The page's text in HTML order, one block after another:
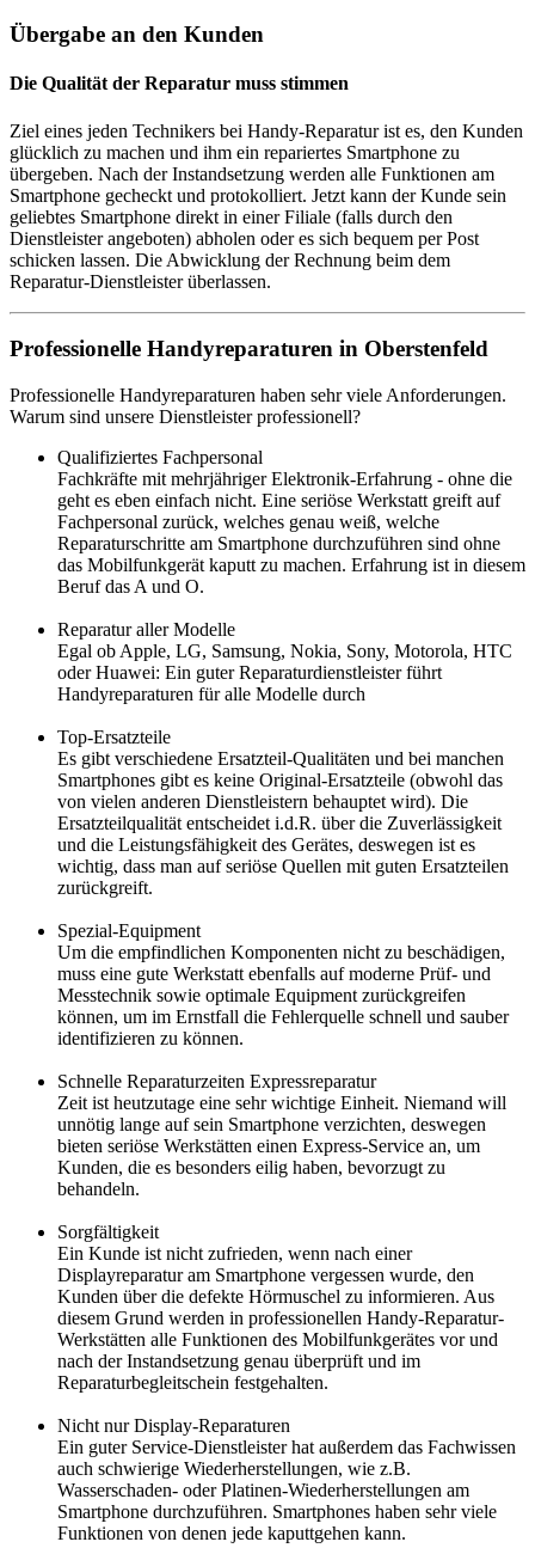
Übergabe an den Kunden
Die Qualität der Reparatur muss stimmen
Ziel eines jeden Technikers bei Handy-Reparatur ist es, den Kunden
glücklich zu machen und ihm ein repariertes Smartphone zu
übergeben. Nach der Instandsetzung werden alle Funktionen am
Smartphone gecheckt und protokolliert. Jetzt kann der Kunde sein
geliebtes Smartphone direkt in einer Filiale (falls durch den
Dienstleister angeboten) abholen oder es sich bequem per Post
schicken lassen. Die Abwicklung der Rechnung beim dem
Reparatur-Dienstleister überlassen.
Professionelle Handyreparaturen in Oberstenfeld
Professionelle Handyreparaturen haben sehr viele Anforderungen.
Warum sind unsere Dienstleister professionell?
Qualifiziertes Fachpersonal
Fachkräfte mit mehrjähriger Elektronik-Erfahrung - ohne die
geht es eben einfach nicht. Eine seriöse Werkstatt greift auf
Fachpersonal zurück, welches genau weiß, welche
Reparaturschritte am Smartphone durchzuführen sind ohne
das Mobilfunkgerät kaputt zu machen. Erfahrung ist in diesem
Beruf das A und O.
Reparatur aller Modelle
Egal ob Apple, LG, Samsung, Nokia, Sony, Motorola, HTC
oder Huawei: Ein guter Reparaturdienstleister führt
Handyreparaturen für alle Modelle durch
Top-Ersatzteile
Es gibt verschiedene Ersatzteil-Qualitäten und bei manchen
Smartphones gibt es keine Original-Ersatzteile (obwohl das
von vielen anderen Dienstleistern behauptet wird). Die
Ersatzteilqualität entscheidet i.d.R. über die Zuverlässigkeit
und die Leistungsfähigkeit des Gerätes, deswegen ist es
wichtig, dass man auf seriöse Quellen mit guten Ersatzteilen
zurückgreift.
Spezial-Equipment
Um die empfindlichen Komponenten nicht zu beschädigen,
muss eine gute Werkstatt ebenfalls auf moderne Prüf- und
Messtechnik sowie optimale Equipment zurückgreifen
können, um im Ernstfall die Fehlerquelle schnell und sauber
identifizieren zu können.
Schnelle Reparaturzeiten Expressreparatur
Zeit ist heutzutage eine sehr wichtige Einheit. Niemand will
unnötig lange auf sein Smartphone verzichten, deswegen
bieten seriöse Werkstätten einen Express-Service an, um
Kunden, die es besonders eilig haben, bevorzugt zu
behandeln.
Sorgfältigkeit
Ein Kunde ist nicht zufrieden, wenn nach einer
Displayreparatur am Smartphone vergessen wurde, den
Kunden über die defekte Hörmuschel zu informieren. Aus
diesem Grund werden in professionellen Handy-Reparatur-
Werkstätten alle Funktionen des Mobilfunkgerätes vor und
nach der Instandsetzung genau überprüft und im
Reparaturbegleitschein festgehalten.
Nicht nur Display-Reparaturen
Ein guter Service-Dienstleister hat außerdem das Fachwissen
auch schwierige Wiederherstellungen, wie z.B.
Wasserschaden- oder Platinen-Wiederherstellungen am
Smartphone durchzuführen. Smartphones haben sehr viele
Funktionen von denen jede kaputtgehen kann.